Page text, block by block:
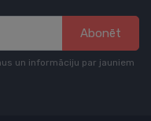
Abonēt
un informāciju par jauniem